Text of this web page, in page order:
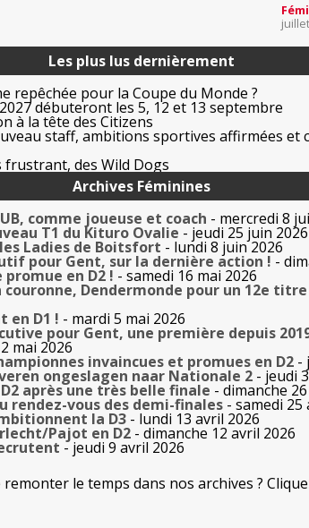
Les plus lus dernièrement
repêchée pour la Coupe du Monde ?
débuteront les 5, 12 et 13 septembre
à la tête des Citizens
staff, ambitions sportives affirmées et
des Wild Dogs
Archives Féminines
comme joueuse et coach - mercredi 8
T1 du Kituro Ovalie - jeudi 25 juin 2026
Ladies de Boitsfort - lundi 8 juin 2026
pour Gent, sur la dernière action ! -
promue en D2 ! - samedi 16 mai 2026
couronne, Dendermonde pour un 12e titre
en D1 ! - mardi 5 mai 2026
pour Gent, une première depuis
mai 2026
invaincues et promues en D2 -
ongeslagen naar Nationale 2 - jeudi
D2 après une très belle finale - dimanche
rendez-vous des demi-finales - samedi 25
la D3 - lundi 13 avril 2026
Pajot en D2 - dimanche 12 avril 2026
- jeudi 9 avril 2026
remonter le temps dans nos archives ?